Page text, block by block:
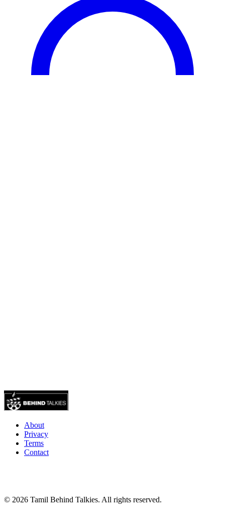
About
Privacy
Terms
Contact
© 2026 Tamil Behind Talkies. All rights reserved.